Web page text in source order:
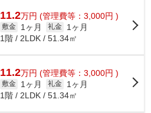
11.2万円 (管理費等：3,000円 )
敷金 1ヶ月 礼金
1ヶ月
1階 / 2LDK / 51.34㎡
11.2万円 (管理費等：3,000円 )
敷金 1ヶ月 礼金
1ヶ月
1階 / 2LDK / 51.34㎡